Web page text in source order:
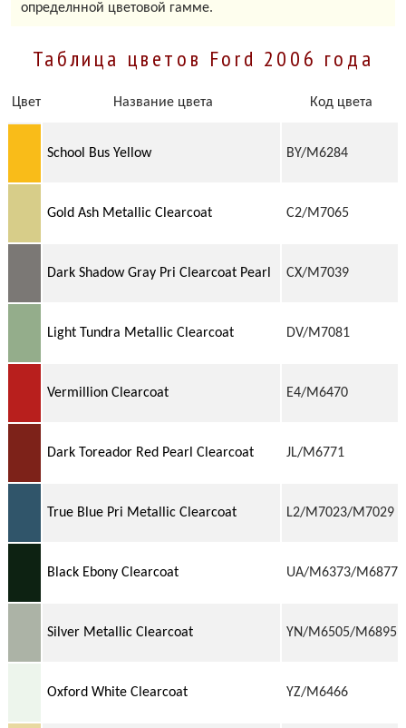
определнной цветовой гамме.
Таблица цветов Ford 2006 года
Цвет Название цвета Код цвета
School Bus Yellow BY/M6284
Gold Ash Metallic Clearcoat C2/M7065
Dark Shadow Gray Pri Clearcoat Pearl CX/M7039
Light Tundra Metallic Clearcoat DV/M7081
Vermillion Clearcoat E4/M6470
Dark Toreador Red Pearl Clearcoat JL/M6771
True Blue Pri Metallic Clearcoat L2/M7023/M7029
Black Ebony Clearcoat UA/M6373/M6877
Silver Metallic Clearcoat YN/M6505/M6895
Oxford White Clearcoat YZ/M6466